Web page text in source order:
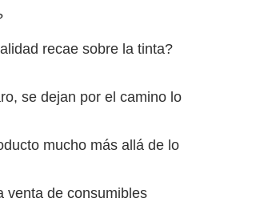
recae sobre la tinta?
se dejan por el camino lo
mucho más allá de lo
venta de consumibles